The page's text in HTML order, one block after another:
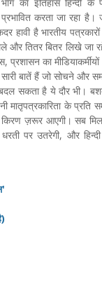
प्रभावित करता जा रहा
हावी है भारतीय
और तितर बितर लिखे जा
का मीडियाकर्मीयों
बातें हैं जो सोचने और
सकता है ये दौर भी।
मातृपत्रकारिता के प्रति
किरण ज़रूर आएगी। सब
पर उतरेगी, और हिन्दी